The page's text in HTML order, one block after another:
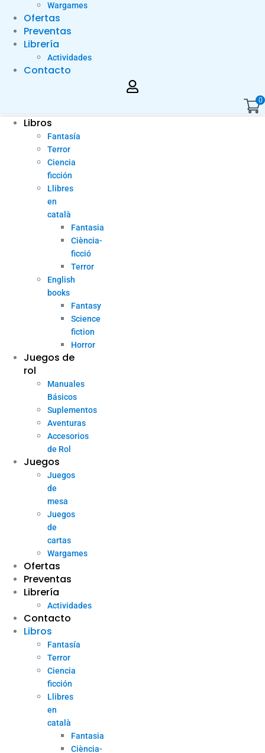
Wargames
Ofertas
Preventas
Librería
Actividades
Contacto
0
Libros
Fantasía
Terror
Ciencia
ficción
Llibres
en
català
Fantasia
Ciència-
ficció
Terror
English
books
Fantasy
Science
fiction
Horror
Juegos de
rol
Manuales
Básicos
Suplementos
Aventuras
Accesorios
de Rol
Juegos
Juegos
de
mesa
Juegos
de
cartas
Wargames
Ofertas
Preventas
Librería
Actividades
Contacto
Libros
Fantasía
Terror
Ciencia
ficción
Llibres
en
català
Fantasia
Ciència-